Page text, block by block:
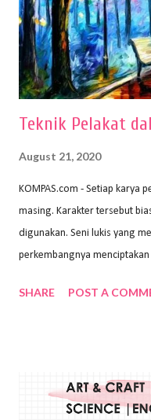
proses menggores dan
ideal digunakan untuk
menggunakan pen...
Teknik Pelakat
August 21, 2020
KOMPAS.com - Setiap karya
masing. Karakter tersebut
digunakan. Seni lukis yang
perkembangnya
Wayan Kun Adnyana, teknik
menggunakan bahan dasar
sapuan warna cat yang
SHARE POST A